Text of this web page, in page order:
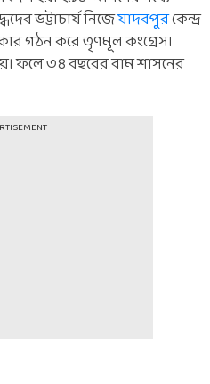
ভট্টাচার্য নিজেযাদবপুরকেন্দ্র
গঠন করে তৃণমূল কংগ্রেস।
ফলে ৩৪ বছরের বাম শাসনের